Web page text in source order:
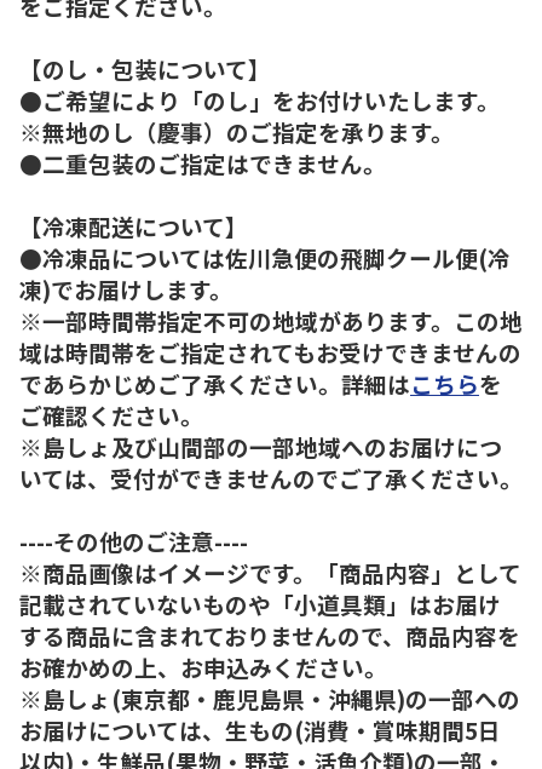
【のし・包装について】
●ご希望により「のし」をお付けいたします。
※無地のし（慶事）のご指定を承ります。
●二重包装のご指定はできません。
【冷凍配送について】
●冷凍品については佐川急便の飛脚クール便(冷
凍)でお届けします。
※一部時間帯指定不可の地域があります。この地
域は時間帯をご指定されてもお受けできませんの
であらかじめご了承ください。詳細はこちらを
ご確認ください。
※島しょ及び山間部の一部地域へのお届けにつ
いては、受付ができませんのでご了承ください。
----その他のご注意----
※商品画像はイメージです。「商品内容」として
記載されていないものや「小道具類」はお届け
する商品に含まれておりませんので、商品内容を
お確かめの上、お申込みください。
※島しょ(東京都・鹿児島県・沖縄県)の一部への
お届けについては、生もの(消費・賞味期間5日
以内)・生鮮品(果物・野菜・活魚介類)の一部・